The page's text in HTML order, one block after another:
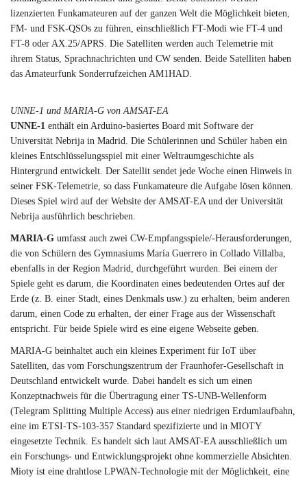
lizenzierten Funkamateuren auf der ganzen Welt die Möglichkeit bieten,
FM- und FSK-QSOs zu führen, einschließlich FT-Modi wie FT-4 und
FT-8 oder AX.25/APRS. Die Satelliten werden auch Telemetrie mit
ihrem Status, Sprachnachrichten und CW senden. Beide Satelliten haben
das Amateurfunk Sonderrufzeichen AM1HAD.
UNNE-1 und MARIA-G von AMSAT-EA
UNNE-1 enthält ein Arduino-basiertes Board mit Software der
Universität Nebrija in Madrid. Die Schülerinnen und Schüler haben ein
kleines Entschlüsselungsspiel mit einer Weltraumgeschichte als
Hintergrund entwickelt. Der Satellit sendet jede Woche einen Hinweis in
seiner FSK-Telemetrie, so dass Funkamateure die Aufgabe lösen können.
Dieses Spiel wird auf der Website der AMSAT-EA und der Universität
Nebrija ausführlich beschrieben.
MARIA-G umfasst auch zwei CW-Empfangsspiele/-Herausforderungen,
die von Schülern des Gymnasiums María Guerrero in Collado Villalba,
ebenfalls in der Region Madrid, durchgeführt wurden. Bei einem der
Spiele geht es darum, die Koordinaten eines bedeutenden Ortes auf der
Erde (z. B. einer Stadt, eines Denkmals usw.) zu erhalten, beim anderen
darum, einen Code zu erhalten, der einer Frage aus der Wissenschaft
entspricht. Für beide Spiele wird es eine eigene Webseite geben.
MARIA-G beinhaltet auch ein kleines Experiment für IoT über
Satelliten, das vom Forschungszentrum der Fraunhofer-Gesellschaft in
Deutschland entwickelt wurde. Dabei handelt es sich um einen
Konzeptnachweis für die Übertragung einer TS-UNB-Wellenform
(Telegram Splitting Multiple Access) aus einer niedrigen Erdumlaufbahn,
eine im ETSI-TS-103-357 Standard spezifizierte und in MIOTY
eingesetzte Technik. Es handelt sich laut AMSAT-EA ausschließlich um
ein Forschungs- und Entwicklungsprojekt ohne kommerzielle Absichten.
Mioty ist eine drahtlose LPWAN-Technologie mit der Möglichkeit, eine